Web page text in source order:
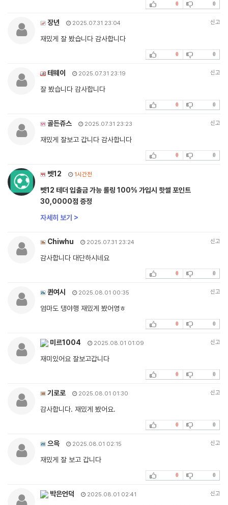
0 0
장년 2025.07.31 23:04 신고
재밌게 잘 봤습니다 감사합니다
0 0
테웨이 2025.07.31 23:19 신고
잘 봤습니다 감사합니다
0 0
골든쥬스 2025.07.31 23:23 신고
재밌게 잘보고 갑니다 감사합니다
0 0
벳12 1시간전
벳12 테더 입출금 가능 롤링 100% 가입시 핫썰 포인트
30,0000점 증정
자세히 보기 >
Chiwhu 2025.07.31 23:24 신고
감사합니다 대단하시네요
0 0
퀸여시 2025.08.01 00:35 신고
엄마도 댕야행 재밌게 봤어영ㅎ
0 0
미르1004 2025.08.01 01:09 신고
재미있어요 잘보고갑니다
0 0
기로로 2025.08.01 01:30 신고
감사합니다. 재밌게 봤어요.
0 0
으윽 2025.08.01 02:15 신고
재밌게 잘 보고 갑니다
0 0
박은언덕 2025.08.01 02:41 신고